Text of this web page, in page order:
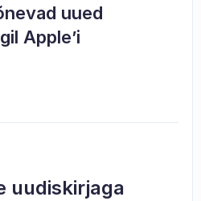
uued
Apple’i
uudiskirjaga